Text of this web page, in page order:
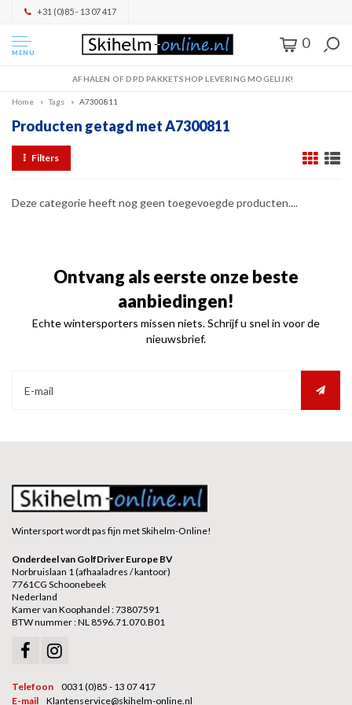
+31 (0)85 - 13 07 417
MENU
0
AFHALEN OF DPD PAKKETSHOP LEVERING MOGELIJK!
Home Tags A7300811
Producten getagd met A7300811
Filters
Deze categorie heeft nog geen toegevoegde producten....
Ontvang als eerste onze beste
aanbiedingen!
Echte wintersporters missen niets. Schrijf u snel in voor de
nieuwsbrief.
Wintersport wordt pas fijn met Skihelm-Online!
Onderdeel van GolfDriver Europe BV
Norbruislaan 1 (afhaaladres / kantoor)
7761CG Schoonebeek
Nederland
Kamer van Koophandel : 73807591
BTW nummer : NL 8596.71.070.B01
Telefoon
0031 (0)85 - 13 07 417
E-mail
Klantenservice@skihelm-online.nl